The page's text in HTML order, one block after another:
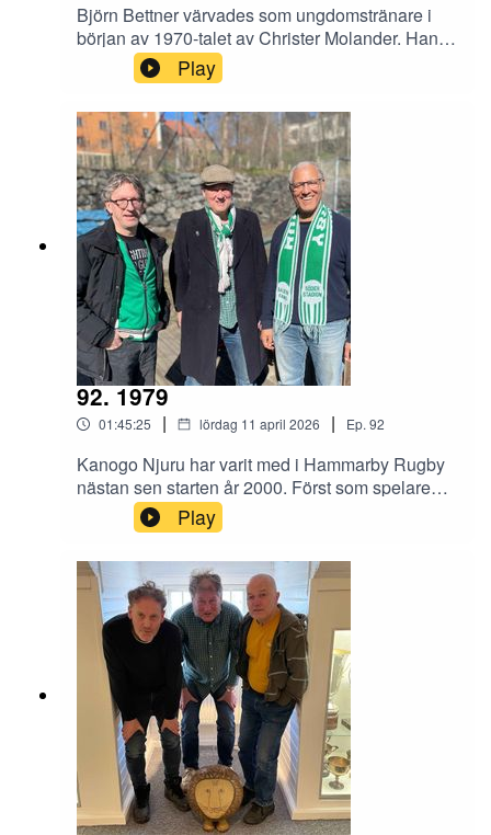
Björn Bettner värvades som ungdomstränare i
början av 1970-talet av Christer Molander. Han
stannade i några år och har sedan dess hållit på
och följt Bajen och är fortfarande i tät kontakt med
klubben, trots att han bor i Dalarna och jobbat
med bl a Vasaloppet i många år. Han gästar Gula
villan och snackar bland annat om fotbollens
utveckling med Benjamin Thorén.
Play
92. 1979
01:45:25 | lördag 11 april 2026 | Ep. 92
Kanogo Njuru har varit med i Hammarby Rugby
nästan sen starten år 2000. Först som spelare
och nu i föreningens styrelse. Han besökte
styrelserummet i Gula villan och berättade om
Bajens rugby och om sporten i stort. Benjamin
Thorén och Magnus Hagström var utfrågare.
Play